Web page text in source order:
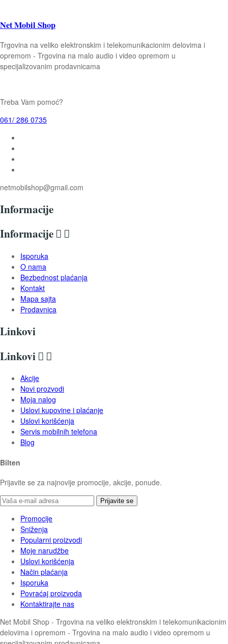
Net Mobil Shop
Trgovina na veliko elektronskim i telekomunikacionim delovima i
opremom - Trgovina na malo audio i video opremom u
specijalizovanim prodavnicama
Treba Vam pomoć?
061/ 286 0735
netmobilshop@gmail.com
Informacije
Informacije  
Isporuka
O nama
Bezbednost plaćanja
Kontakt
Mapa sajta
Prodavnica
Linkovi
Linkovi  
Akcije
Novi prozvodi
Moja nalog
Uslovi kupovine i plaćanje
Uslovi korišćenja
Servis mobilnih telefona
Blog
Bilten
Prijavite se za najnovije promocije, akcije, ponude.
Prijavite se
Promocije
Sniženja
Popularni proizvodi
Moje narudžbe
Uslovi korišćenja
Način plaćanja
Isporuka
Povraćaj proizvoda
Kontaktirajte nas
Net Mobil Shop - Trgovina na veliko elektronskim i telekomunikacionim
delovima i opremom - Trgovina na malo audio i video opremom u